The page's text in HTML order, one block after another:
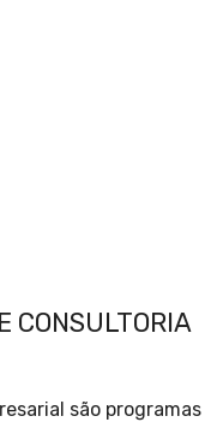
CONSULTORIA
são programas